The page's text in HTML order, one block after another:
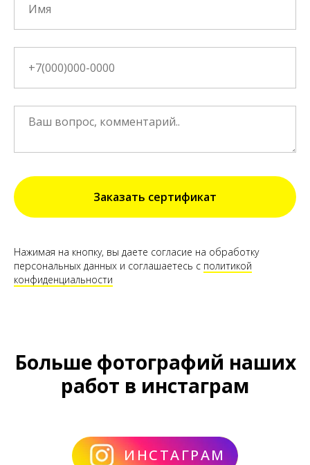
Заказать сертификат
Нажимая на кнопку, вы даете согласие на обработку
персональных данных и соглашаетесь c политикой
конфиденциальности
Больше фотографий наших
работ в инстаграм
ИНСТАГРАМ